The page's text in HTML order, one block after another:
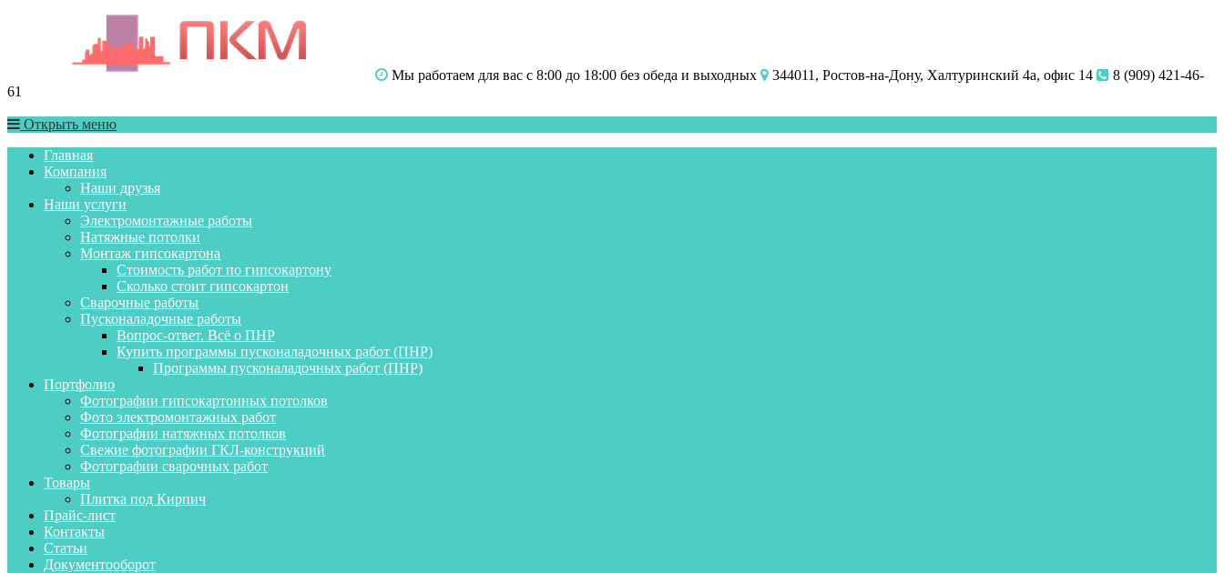
Мы работаем для вас с 8:00 до 18:00 без обеда и выходных 344011, Ростов-на-Дону, Халтуринский 4а, офис 14
8 (909) 421-46-
61
Открыть меню
Главная
Компания
Наши друзья
Наши услуги
Электромонтажные работы
Натяжные потолки
Монтаж гипсокартона
Стоимость работ по гипсокартону
Сколько стоит гипсокартон
Сварочные работы
Пусконаладочные работы
Вопрос-ответ. Всё о ПНР
Купить программы пусконаладочных работ (ПНР)
Программы пусконаладочных работ (ПНР)
Портфолио
Фотографии гипсокартонных потолков
Фото электромонтажных работ
Фотографии натяжных потолков
Свежие фотографии ГКЛ-конструкций
Фотографии сварочных работ
Товары
Плитка под Кирпич
Прайс-лист
Контакты
Статьи
Документооборот